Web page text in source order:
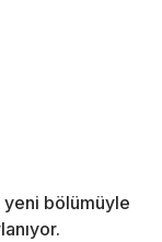
yeni bölümüyle